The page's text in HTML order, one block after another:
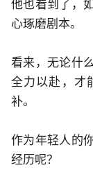
心琢磨剧本。
看来，无论什
全力以赴，才
补。
作为年轻人的
经历呢？